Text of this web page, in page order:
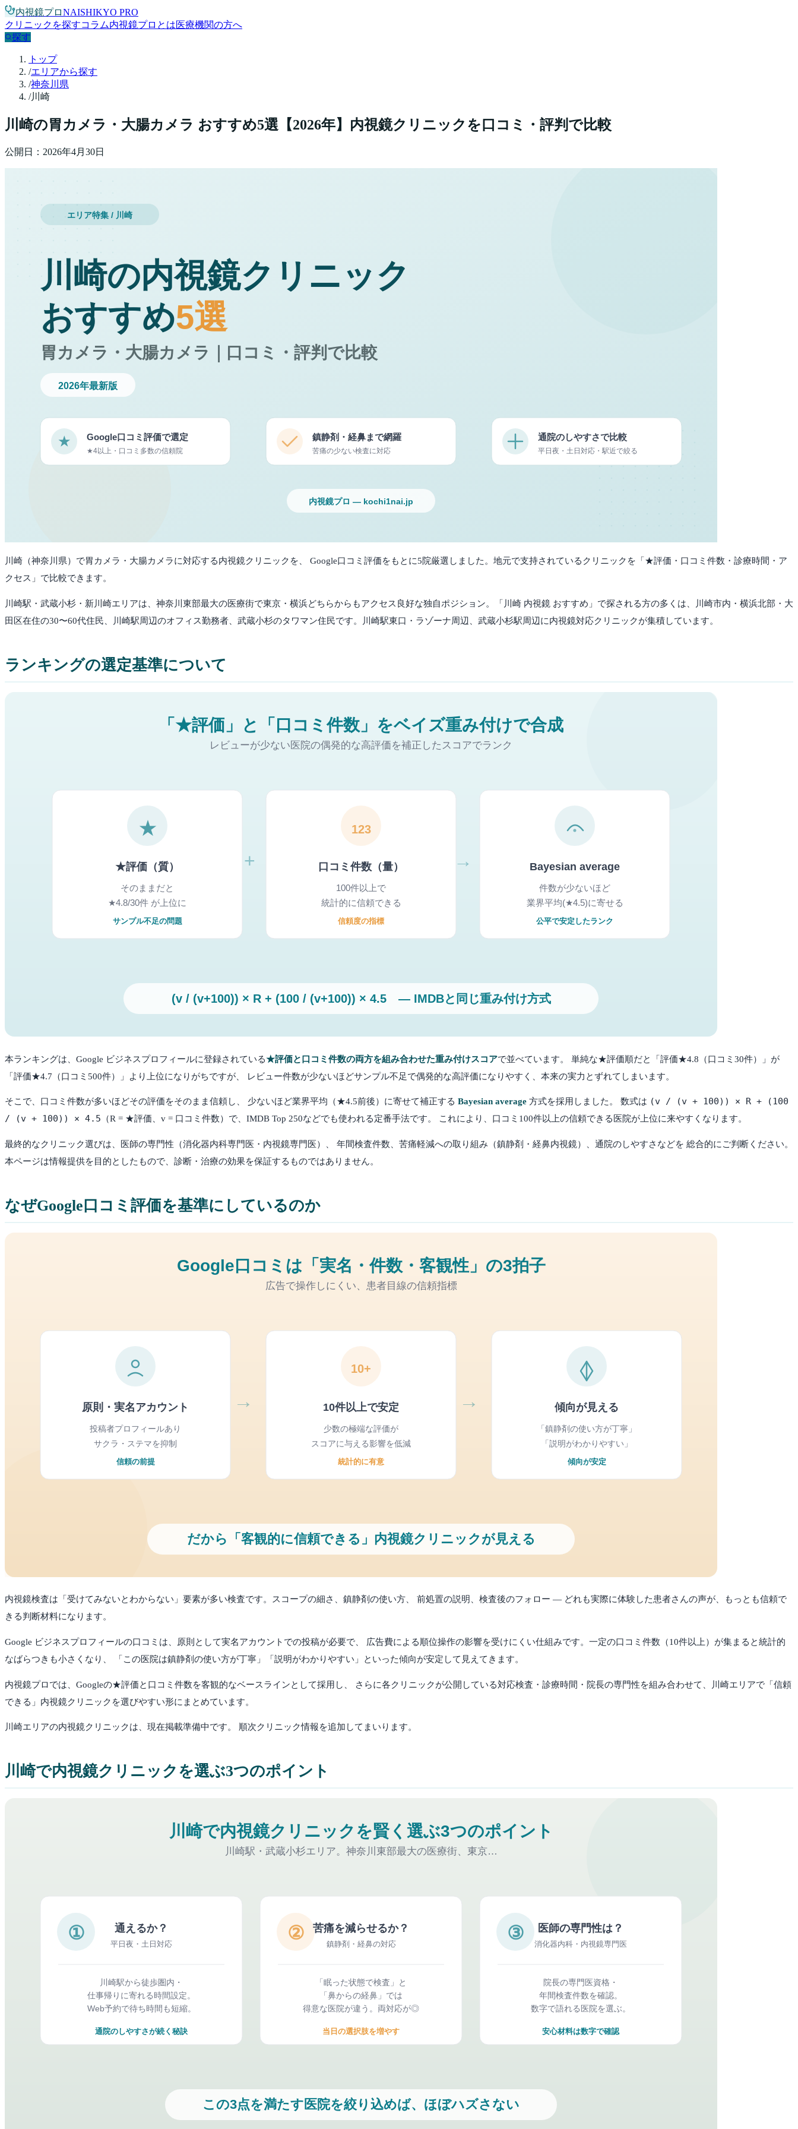
内視鏡プロNAISHIKYO PRO
クリニックを探すコラム内視鏡プロとは医療機関の方へ
探す
トップ
/エリアから探す
/神奈川県
/川崎
川崎の胃カメラ・大腸カメラ おすすめ5選【2026年】 内視鏡クリニックを口コミ・評判で比較
公開日： 2026年4月30日
川崎 （神奈川県）で胃カメラ・大腸カメラに対応する内視鏡クリニックを、 Google口コミ評価をもとに5院厳選しました。 地元で支持されているクリニックを「★評価・口コミ件数・診療時間・ア
クセス」で比較できます。
川崎駅・武蔵小杉・新川崎エリアは、神奈川東部最大の医療街で東京・横浜どちらからもアクセス良好な独自ポジション。「川崎 内視鏡 おすすめ」で探される方の多くは、川崎市内・横浜北部・大
田区在住の30〜60代住民、川崎駅周辺のオフィス勤務者、武蔵小杉のタワマン住民です。川崎駅東口・ラゾーナ周辺、武蔵小杉駅周辺に内視鏡対応クリニックが集積しています。
ランキングの選定基準について
本ランキングは、Google ビジネスプロフィールに登録されている★評価と口コミ件数の両方を組み合わせた重み付けスコアで並べています。 単純な★評価順だと「評価★4.8（口コミ30件）」が
「評価★4.7（口コミ500件）」より上位になりがちですが、 レビュー件数が少ないほどサンプル不足で偶発的な高評価になりやすく、本来の実力とずれてしまいます。
そこで、口コミ件数が多いほどその評価をそのまま信頼し、 少ないほど業界平均（★4.5前後）に寄せて補正する Bayesian average 方式を採用しました。 数式は (v / (v + 100)) × R + (100
/ (v + 100)) × 4.5 （R = ★評価、v = 口コミ件数）で、IMDB Top 250などでも使われる定番手法です。 これにより、口コミ100件以上の信頼できる医院が上位に来やすくなります。
最終的なクリニック選びは、医師の専門性（消化器内科専門医・内視鏡専門医）、 年間検査件数、苦痛軽減への取り組み（鎮静剤・経鼻内視鏡）、通院のしやすさなどを 総合的にご判断ください。
本ページは情報提供を目的としたもので、診断・治療の効果を保証するものではありません。
なぜGoogle口コミ評価を基準にしているのか
内視鏡検査は「受けてみないとわからない」要素が多い検査です。スコープの細さ、鎮静剤の使い方、 前処置の説明、検査後のフォロー — どれも実際に体験した患者さんの声が、もっとも信頼で
きる判断材料になります。
Google ビジネスプロフィールの口コミは、原則として実名アカウントでの投稿が必要で、 広告費による順位操作の影響を受けにくい仕組みです。一定の口コミ件数（10件以上）が集まると統計的
なばらつきも小さくなり、 「この医院は鎮静剤の使い方が丁寧」「説明がわかりやすい」といった傾向が安定して見えてきます。
内視鏡プロでは、Googleの★評価と口コミ件数を客観的なベースラインとして採用し、 さらに各クリニックが公開している対応検査・診療時間・院長の専門性を組み合わせて、 川崎エリアで「信頼
できる」内視鏡クリニックを選びやすい形にまとめています。
川崎エリアの内視鏡クリニックは、現在掲載準備中です。 順次クリニック情報を追加してまいります。
川崎で内視鏡クリニックを選ぶ3つのポイント